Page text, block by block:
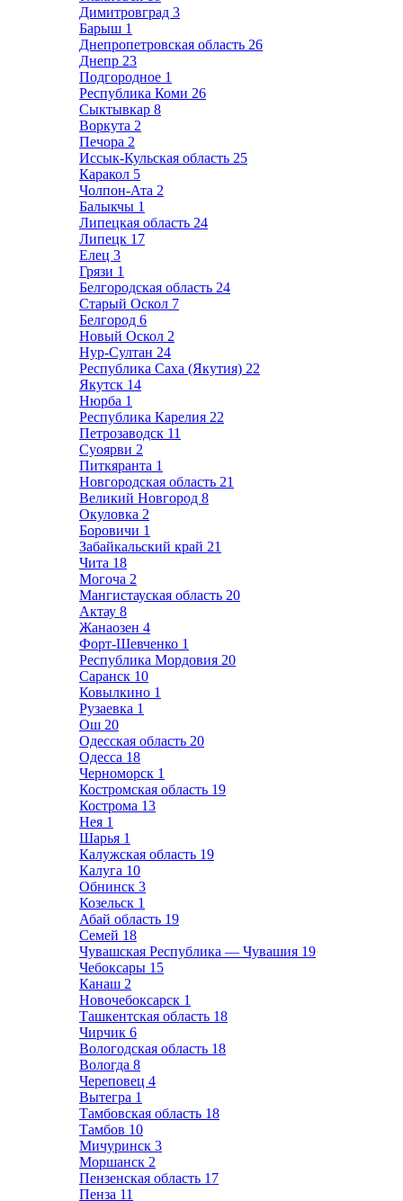
Димитровград 3
Барыш 1
Днепропетровская область 26
Днепр 23
Подгородное 1
Республика Коми 26
Сыктывкар 8
Воркута 2
Печора 2
Иссык-Кульская область 25
Каракол 5
Чолпон-Ата 2
Балыкчы 1
Липецкая область 24
Липецк 17
Елец 3
Грязи 1
Белгородская область 24
Старый Оскол 7
Белгород 6
Новый Оскол 2
Нур-Султан 24
Республика Саха (Якутия) 22
Якутск 14
Нюрба 1
Республика Карелия 22
Петрозаводск 11
Суоярви 2
Питкяранта 1
Новгородская область 21
Великий Новгород 8
Окуловка 2
Боровичи 1
Забайкальский край 21
Чита 18
Могоча 2
Мангистауская область 20
Актау 8
Жанаозен 4
Форт-Шевченко 1
Республика Мордовия 20
Саранск 10
Ковылкино 1
Рузаевка 1
Ош 20
Одесская область 20
Одесса 18
Черноморск 1
Костромская область 19
Кострома 13
Нея 1
Шарья 1
Калужская область 19
Калуга 10
Обнинск 3
Козельск 1
Абай область 19
Семей 18
Чувашская Республика — Чувашия 19
Чебоксары 15
Канаш 2
Новочебоксарск 1
Ташкентская область 18
Чирчик 6
Вологодская область 18
Вологда 8
Череповец 4
Вытегра 1
Тамбовская область 18
Тамбов 10
Мичуринск 3
Моршанск 2
Пензенская область 17
Пенза 11